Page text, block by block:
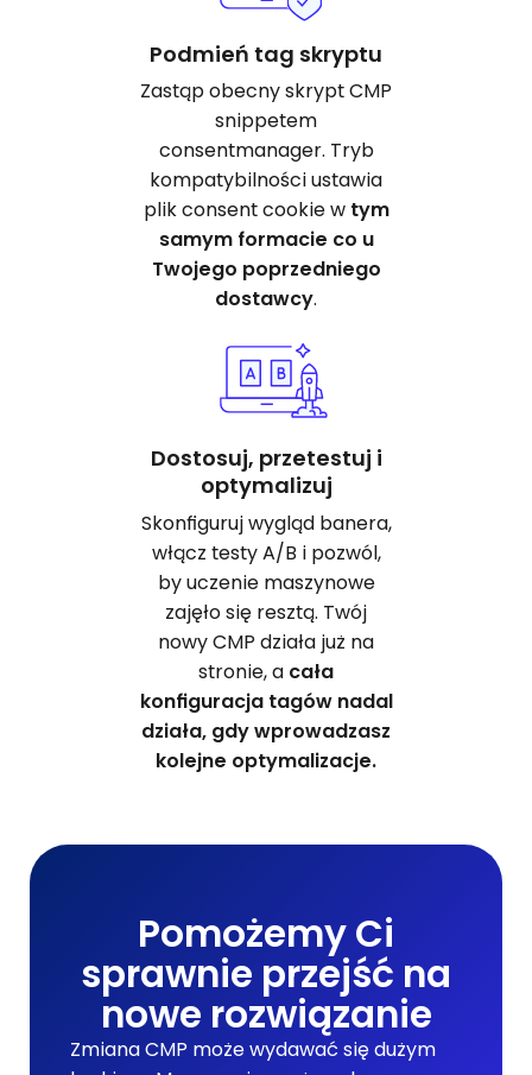
Podmień tag skryptu
Zastąp obecny skrypt CMP
snippetem
consentmanager. Tryb
kompatybilności ustawia
plik consent cookie w tym
samym formacie co u
Twojego poprzedniego
dostawcy.
Dostosuj, przetestuj i
optymalizuj
Skonfiguruj wygląd banera,
włącz testy A/B i pozwól,
by uczenie maszynowe
zajęło się resztą. Twój
nowy CMP działa już na
stronie, a cała
konfiguracja tagów nadal
działa, gdy wprowadzasz
kolejne optymalizacje.
Pomożemy Ci
sprawnie przejść na
nowe rozwiązanie
Zmiana CMP może wydawać się dużym